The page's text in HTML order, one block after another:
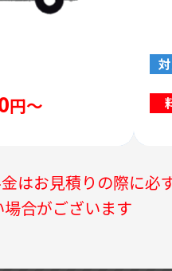
円～
はお見積りの際に必
合がございます